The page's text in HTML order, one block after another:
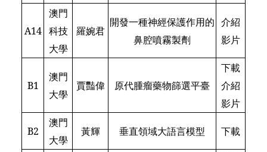
A14
澳門
科技
大學
羅婉君
開發一種神經保護作用的
鼻腔噴霧製劑
介紹
影片
B1
澳門
大學
賈豔偉 原代腫瘤藥物篩選平臺
下載
介紹
影片
B2
澳門
大學
黃輝 垂直領域大語言模型 下載